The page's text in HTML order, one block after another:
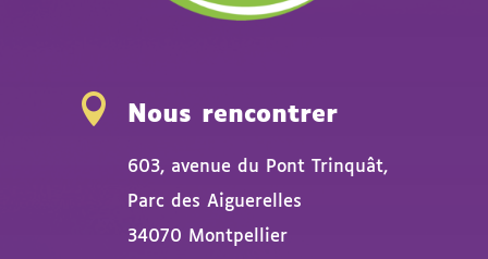
 Nous rencontrer
603, avenue du Pont Trinquât,
Parc des Aiguerelles
34070 Montpellier